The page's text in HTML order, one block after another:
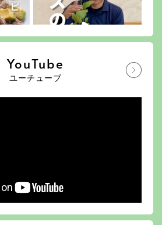
YouTube
ユーチューブ